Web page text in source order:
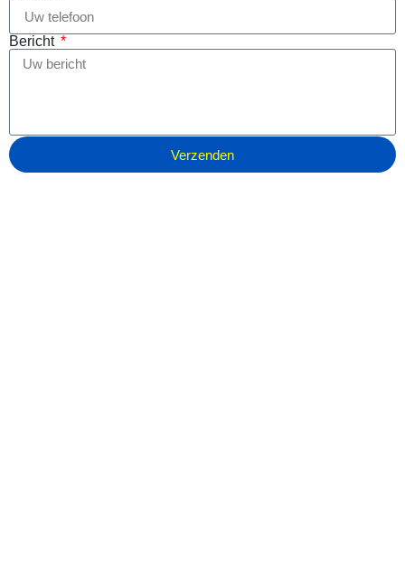
Bericht
Verzenden